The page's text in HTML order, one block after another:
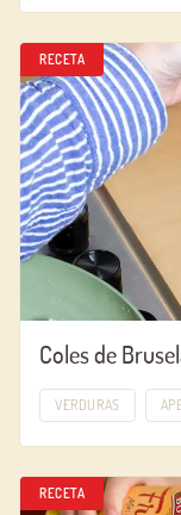
RECETA
Coles de
VERDURAS
RECETA